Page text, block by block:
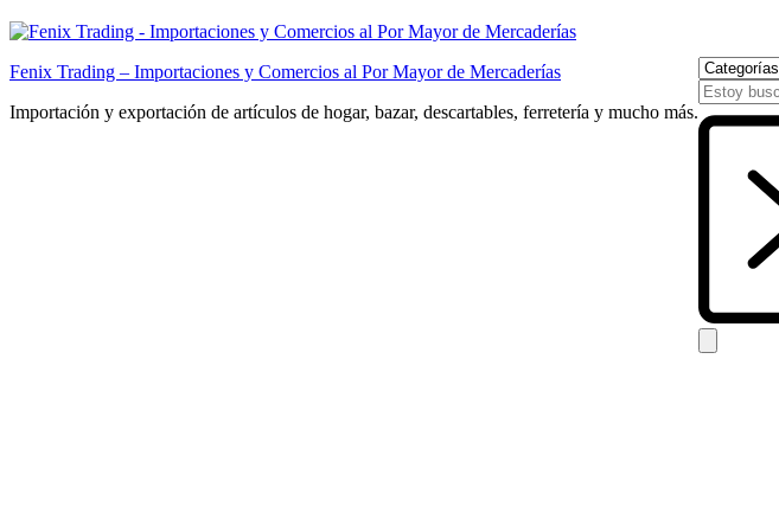
Fenix Trading – Importaciones y Comercios al Por Mayor de Mercaderías
Importación y exportación de artículos de hogar, bazar, descartables, ferretería y mucho más.